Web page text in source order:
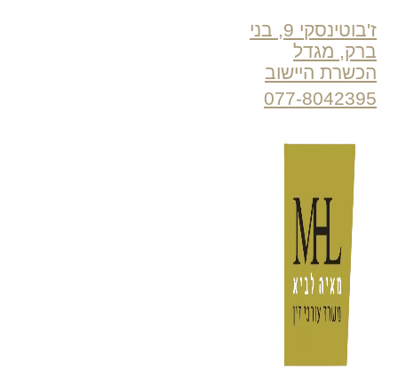
ז'בוטינסקי 9, בני
ברק, מגדל
הכשרת היישוב
077-8042395